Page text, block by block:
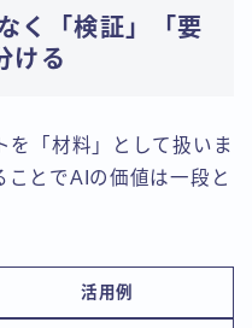
く「検証」「要
ける
を「材料」として扱いま
ことでAIの価値は一段と
活用例